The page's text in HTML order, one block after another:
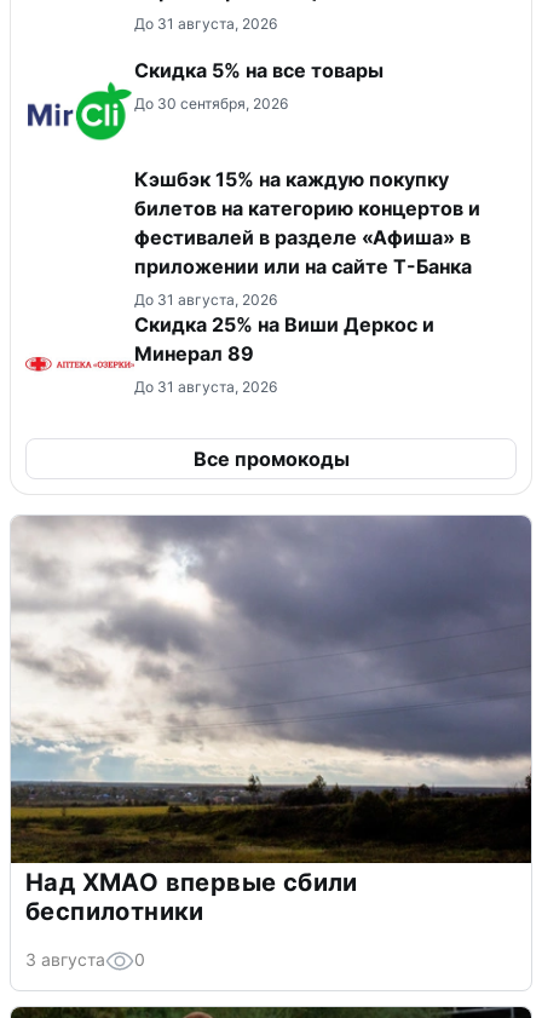
До 31 августа, 2026
Скидка 5% на все товары
До 30 сентября, 2026
Кэшбэк 15% на каждую покупку
билетов на категорию концертов и
фестивалей в разделе «Афиша» в
приложении или на сайте Т-Банка
До 31 августа, 2026
Скидка 25% на Виши Деркос и
Минерал 89
До 31 августа, 2026
Все промокоды
Над ХМАО впервые сбили
беспилотники
3 августа 0